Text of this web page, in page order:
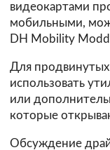
видеокартами
мобильными,
DH Mobility
Для
использовать
или
которые
Обсуждение